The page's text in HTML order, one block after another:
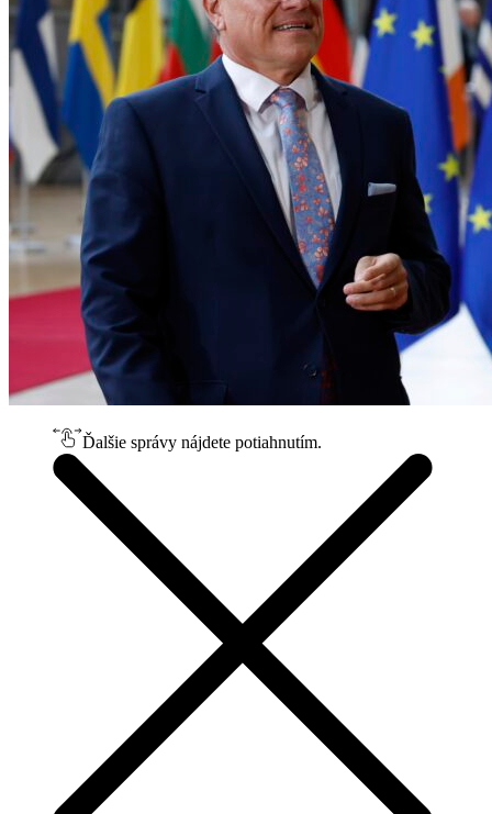
Ďalšie správy nájdete potiahnutím.